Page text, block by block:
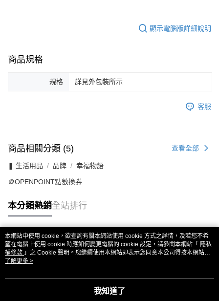
顯示電腦版詳細說明
商品規格
規格 詳見外包裝所示
客服
商品相關分類 (5) 查看全部
❚ 生活用品 品牌 幸福物語
🪙OPENPOINT點數換券
本分類熱銷全站排行
熱門標籤
本網站中使用 cookie，欲查詢有關本網站使用 cookie 方式之詳情，及若您不希
望在電腦上使用 cookie 時應如何變更電腦的 cookie 設定，請參閱本網站「 隱私
權條款 」之 Cookie 聲明。您繼續使用本網站即表示您同意本公司得按本網站使
用條款之 Cookie 聲明使用 cookie。
了解更多 >
我知道了